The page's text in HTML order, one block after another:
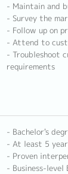
- Maintain and
- Survey the
- Follow up on
- Attend to
- Troubleshoot
requirements
- Bachelor's
- At least 5
- Proven
- Business-